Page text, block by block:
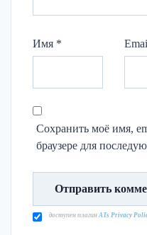
Имя *
Сохранить моё имя,
браузере для
доступен плагин ATs Privacy